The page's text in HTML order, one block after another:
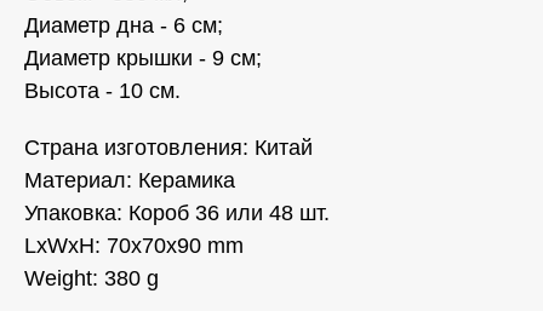
Диаметр дна - 6 см;
Диаметр крышки - 9 см;
Высота - 10 см.
Страна изготовления: Китай
Материал: Керамика
Упаковка: Короб 36 или 48 шт.
LxWxH: 70x70x90 mm
Weight: 380 g